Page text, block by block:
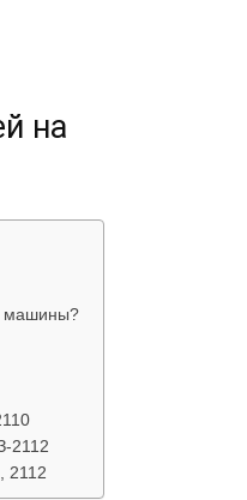
автомобилях
Лада
на
машины?
2112
2112